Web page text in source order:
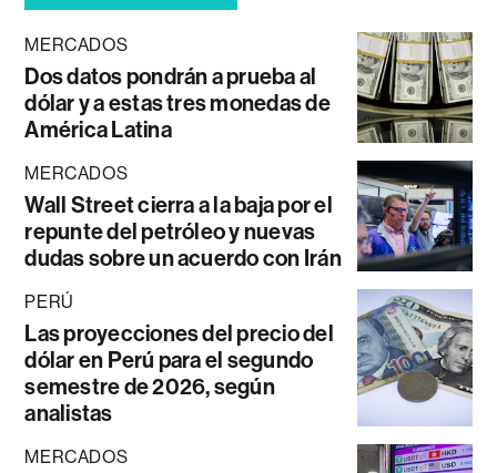
MERCADOS
Dos datos pondrán a prueba al
dólar y a estas tres monedas de
América Latina
MERCADOS
Wall Street cierra a la baja por el
repunte del petróleo y nuevas
dudas sobre un acuerdo con Irán
PERÚ
Las proyecciones del precio del
dólar en Perú para el segundo
semestre de 2026, según
analistas
MERCADOS